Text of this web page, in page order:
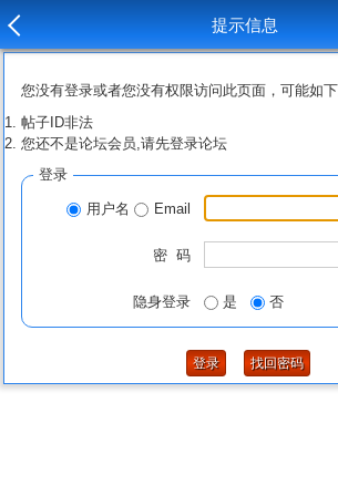
提示信息
您没有登录或者您没有权限访问此页面，可能如
帖子ID非法
您还不是论坛会员,请先登录论坛
登录
用户名 Email
密 码
隐身登录 是 否